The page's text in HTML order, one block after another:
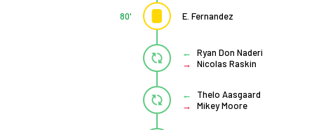
E. Fernandez
80'
Ryan Don Naderi
Nicolas Raskin
Thelo Aasgaard
Mikey Moore